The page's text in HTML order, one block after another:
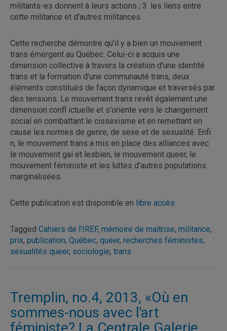
militants-es donnent à leurs actions ; 3. les liens entre
cette militance et d'autres militances.
Cette recherche démontre qu'il y a bien un mouvement
trans émergent au Québec. Celui-ci a acquis une
dimension collective à travers la création d'une identité
trans et la formation d'une communauté trans, deux
éléments constitués de façon dynamique et traversés par
des tensions. Le mouvement trans revêt également une
dimension confl ictuelle et s'oriente vers le changement
social en combattant le cissexisme et en remettant en
cause les normes de genre, de sexe et de sexualité. Enfi
n, le mouvement trans a mis en place des alliances avec
le mouvement gai et lesbien, le mouvement queer, le
mouvement féministe et les luttes d'autres populations
marginalisées.
Cette publication est disponible en libre accès
Tagged Cahiers de l’IREF, mémoire de maîtrise, militance,
prix, publication, Québec, queer, recherches féministes,
sexualités queer, sociologie, trans
Tremplin, no.4, 2013, «Où en
sommes-nous avec l'art